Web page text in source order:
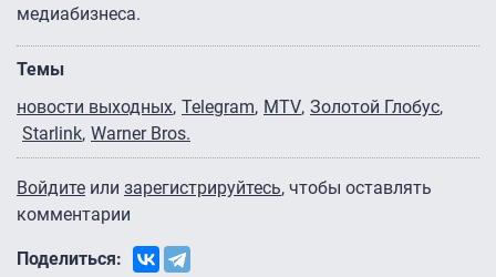
медиабизнеса.
Темы
новости выходных Telegram MTV Золотой Глобус
Starlink Warner Bros.
Войдите или зарегистрируйтесь, чтобы оставлять
комментарии
Поделиться: